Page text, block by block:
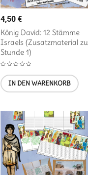
4,50€
König David: 12 Stämme
Israels (Zusatzmaterial zu
Stunde 1)
IN DEN WARENKORB